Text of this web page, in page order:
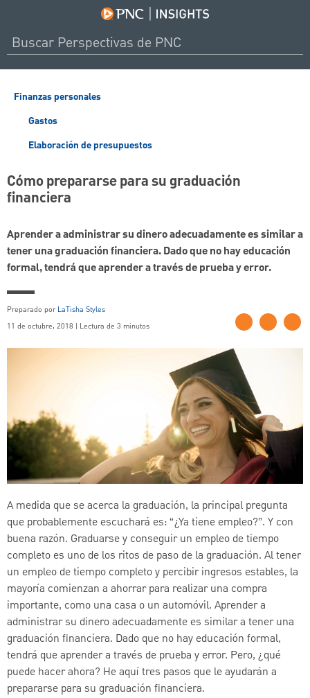
Finanzas personales
Gastos
Elaboración de presupuestos
Cómo prepararse para su graduación
financiera
Aprender a administrar su dinero adecuadamente es similar a
tener una graduación financiera. Dado que no hay educación
formal, tendrá que aprender a través de prueba y error.
Preparado porLaTisha Styles
11 de octubre, 2018 | Lectura de 3 minutos
A medida que se acerca la graduación, la principal pregunta
que probablemente escuchará es: “¿Ya tiene empleo?”. Y con
buena razón. Graduarse y conseguir un empleo de tiempo
completo es uno de los ritos de paso de la graduación. Al tener
un empleo de tiempo completo y percibir ingresos estables, la
mayoría comienzan a ahorrar para realizar una compra
importante, como una casa o un automóvil. Aprender a
administrar su dinero adecuadamente es similar a tener una
graduación financiera. Dado que no hay educación formal,
tendrá que aprender a través de prueba y error. Pero, ¿qué
puede hacer ahora? He aquí tres pasos que le ayudarán a
prepararse para su graduación financiera.